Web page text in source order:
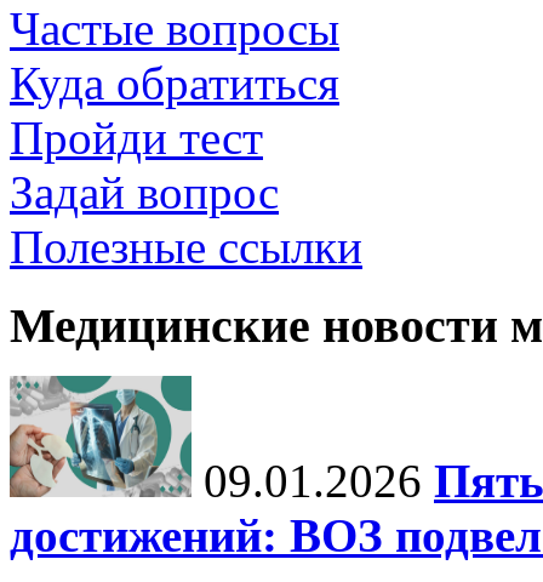
Частые вопросы
Куда обратиться
Пройди тест
Задай вопрос
Полезные ссылки
Медицинские новости
09.01.2026
достижений: ВОЗ